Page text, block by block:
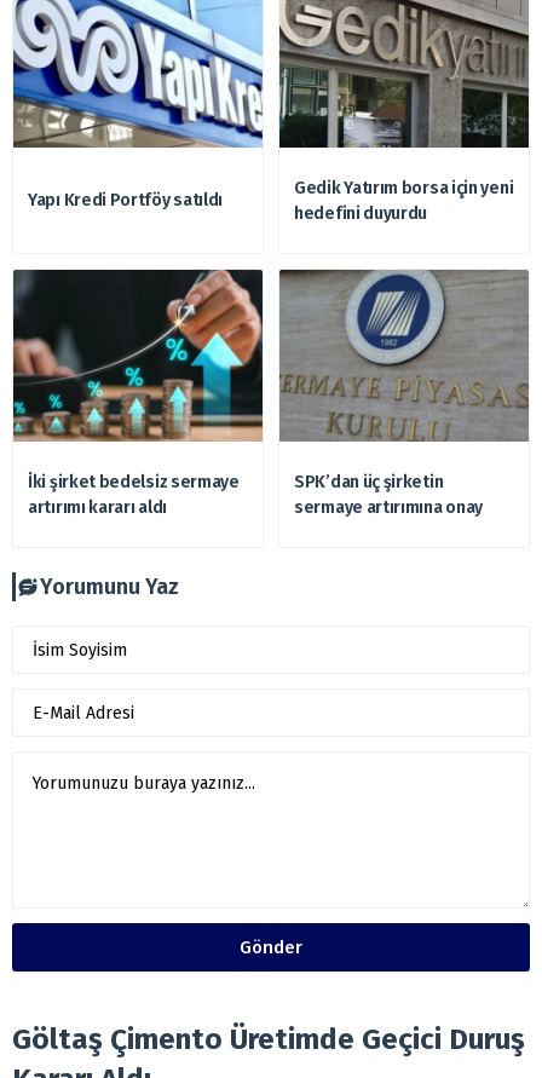
Yapı Kredi Portföy satıldı
Gedik Yatırım borsa için yeni
hedefini duyurdu
İki şirket bedelsiz sermaye
artırımı kararı aldı
SPK’dan üç şirketin
sermaye artırımına onay
Yorumunu Yaz
Gönder
Göltaş Çimento Üretimde Geçici Duruş